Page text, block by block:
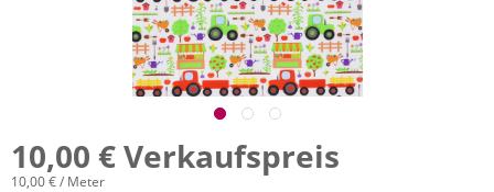
10,00 € Verkaufspreis
10,00 € / Meter